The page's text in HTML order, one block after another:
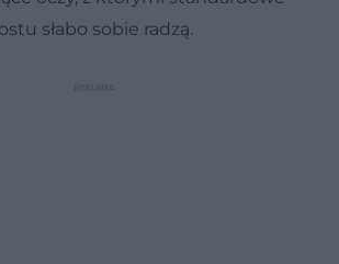
słabo sobie radzą.